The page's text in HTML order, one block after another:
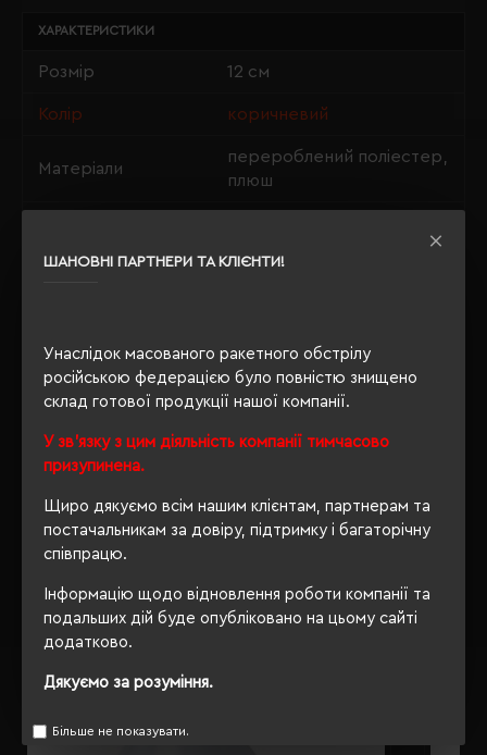
ШАНОВНІ ПАРТНЕРИ ТА КЛІЄНТИ!
Унаслідок масованого ракетного обстрілу
російською федерацією було повністю знищено
склад готової продукції нашої компанії.
У зв'язку з цим діяльність компанії тимчасово
призупинена.
Щиро дякуємо всім нашим клієнтам, партнерам та
постачальникам за довіру, підтримку і багаторічну
співпрацю.
Інформацію щодо відновлення роботи компанії та
подальших дій буде опубліковано на цьому сайті
додатково.
Дякуємо за розуміння.
Більше не показувати.
ХАРАКТЕРИСТИКИ
Розмір 12 см
Колір коричневий
Матеріали
перероблений поліестер,
плюш
ОПИС
ВІДГУКИ
РЕКОМЕНДУЄМО